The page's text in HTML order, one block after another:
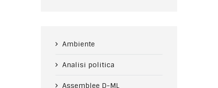
Ambiente
Analisi politica
Assemblee D-ML